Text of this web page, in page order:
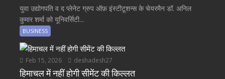
युवा उद्योगपति व द प्लेनेट ग्रुप ऑफ़ इंस्टीटूशन्स के चेयरमैन डॉ. अनिल
कुमार शर्मा को यूनिवर्सिटी...
BUSINESS
Feb 15, 2026 deshadesh27
हिमाचल में नहीं होगी सीमेंट की किल्लत